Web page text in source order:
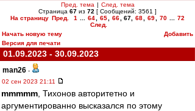
Пред. тема | След. тема
Страница 67 из 72 [ Сообщений: 3561 ]
На страницу Пред. 1 64 65 66 67 68 69 70
72
След.
Начать новую тему
Добавить
Версия для печати
01.09.2023 - 30.09.2023
man26 -
02 сен 2023 21:11
mmmmm , Тихонов авторитетно и
аргументированно высказался по этому